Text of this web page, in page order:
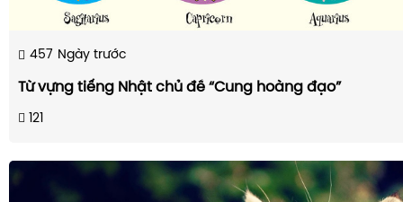
457 Ngày trước
Từ vựng tiếng Nhật chủ đề “Cung hoàng đạo”
121